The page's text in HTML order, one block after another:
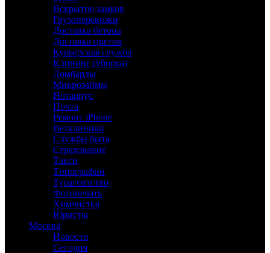
Вскрытие замков
Грузоперевозки
Доставка бетона
Доставка цветов
Курьерская служба
Клининг (уборка)
Ломбарды
Микрозаймы
Нотариус
Почта
Ремонт iPhone
Ветклиники
Службы быта
Страхование
Такси
Типографии
Турагентство
Фотопечать
Химчистка
Юристы
Москва
Новости
Сегодня